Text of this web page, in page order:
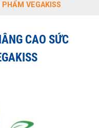
VEGAKISS
CAO SỨC